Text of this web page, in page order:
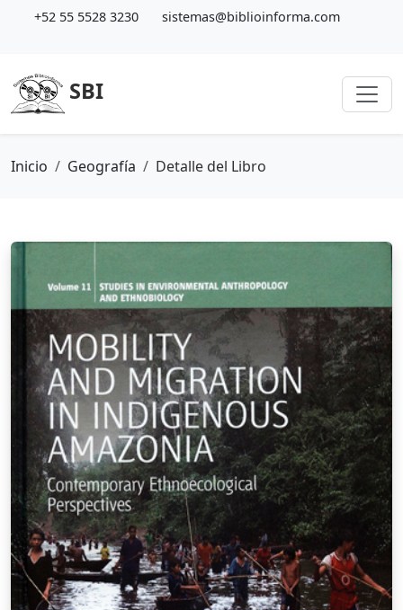
+52 55 5528 3230 sistemas@biblioinforma.com
SBI
Inicio Geografía Detalle del Libro